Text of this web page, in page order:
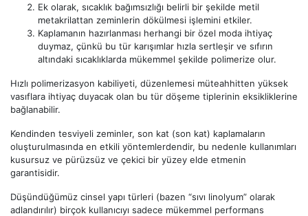
Ek olarak, sıcaklık bağımsızlığı belirli bir şekilde metil
metakrilattan zeminlerin dökülmesi işlemini etkiler.
Kaplamanın hazırlanması herhangi bir özel moda ihtiyaç
duymaz, çünkü bu tür karışımlar hızla sertleşir ve sıfırın
altındaki sıcaklıklarda mükemmel şekilde polimerize olur.
Hızlı polimerizasyon kabiliyeti, düzenlemesi müteahhitten yüksek
vasıflara ihtiyaç duyacak olan bu tür döşeme tiplerinin eksikliklerine
bağlanabilir.
Kendinden tesviyeli zeminler, son kat (son kat) kaplamaların
oluşturulmasında en etkili yöntemlerdendir, bu nedenle kullanımları
kusursuz ve pürüzsüz ve çekici bir yüzey elde etmenin
garantisidir.
Düşündüğümüz cinsel yapı türleri (bazen “sıvı linolyum” olarak
adlandırılır) birçok kullanıcıyı sadece mükemmel performans